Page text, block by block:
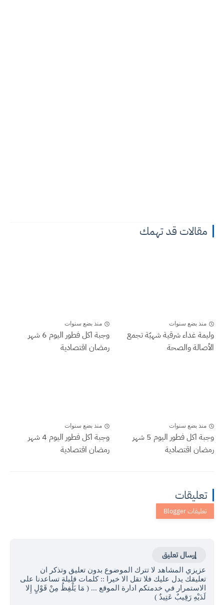
مقالات قد تهمك
منذ بضع سنوات
وليمة غداء شرقية شهيّة تجمع
الأصالة والصحة
منذ بضع سنوات
وجبة اكل فطور اليوم 6 شهر
رمضان اقتصادية
منذ بضع سنوات
وجبة اكل فطور اليوم 5 شهر
رمضان اقتصادية
منذ بضع سنوات
وجبة اكل فطور اليوم 4 شهر
رمضان اقتصادية
تعليقات
إرسال تعليق
عزيزي المشاهد لا تترك الموضوع بدون تعليق وتذكر ان
تعليقك يدل عليك فلا تقل الا خيرا :: كلمات قليلة تساعدنا على
الاستمرار في خدمتكم ادارة الموقع ... ( مَا يَلْفِظُ مِنْ قَوْلٍ إِلا
لَدَيْهِ رَقِيبٌ عَتِيدٌ )